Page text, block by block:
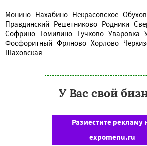
Монино Нахабино Некрасовское
Правдинский Решетниково Родники
Софрино Томилино Тучково Уваровка
Фосфоритный Фряново Хорлово
Шаховская
У Вас свой
Разместите рекламу
expomenu.ru